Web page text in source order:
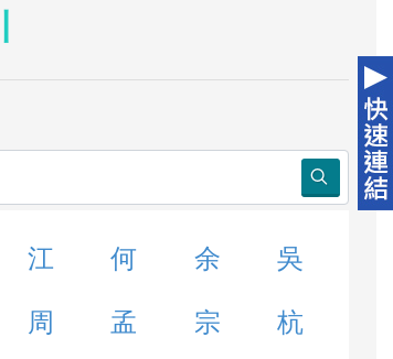
江 何 余 吳
周 孟 宗 杭